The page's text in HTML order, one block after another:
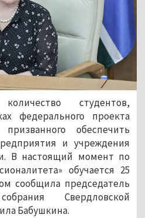
студентов,
федерального проекта
призванного обеспечить
и учреждения
В настоящий момент по
обучается 25
сообщила председатель
Свердловской
Бабушкина.